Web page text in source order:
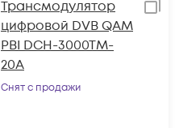
Трансмодулятор
цифровой DVB QAM
PBI DCH-3000TM-
20A
Снят с продажи